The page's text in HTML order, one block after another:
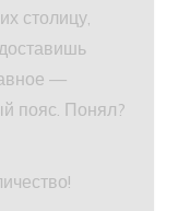
столицу,
—
пояс. Понял?